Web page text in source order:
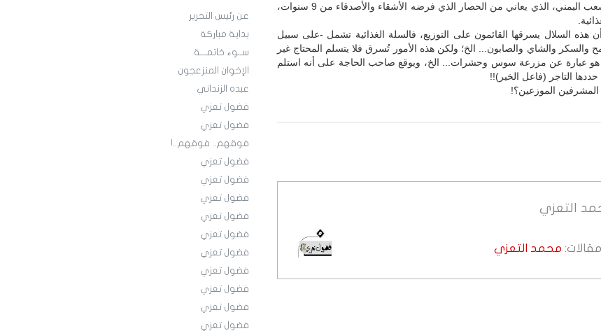
عن رئيس التحرير
بداية مباركة
ســوء خاتمـــة
الإخوان المنزعجون
عبده الزنداني
فضول تعزي
فضول تعزي
فوقهم.. فوقهم..!
فضول تعزي
فضول تعزي
فضول تعزي
فضول تعزي
فضول تعزي
فضول تعزي
فضول تعزي
فضول تعزي
فضول تعزي
فضول تعزي
الصدقات لجميع الشعب اليمني، الذي يعاني من الحصار الذي فرضه الأشقاء والأصدقاء من 9 سنوات،
أن هذه السلال يسرقها القائمون على التوزيع، فالسلة الغذائية تشمل -على سبيل
والسكر والشاي والصابون... الخ؛ ولكن هذه الأمور تُسرق فلا يتسلم المحتاج غير
عبارة عن مزرعة سوس وحشرات... الخ، ويوقع صاحب الحاجة على أنه استلم
التاجر (فاعل الخير)!!
الموزعين؟!
التعزي
محمد التعزي